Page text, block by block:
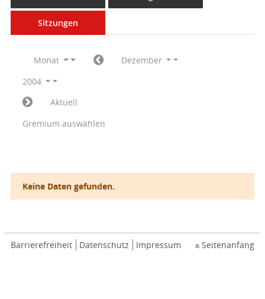
Sitzungen
Monat
Dezember
2004
Aktuell
Gremium auswählen
Keine Daten gefunden.
Barrierefreiheit Datenschutz Impressum Seitenanfang